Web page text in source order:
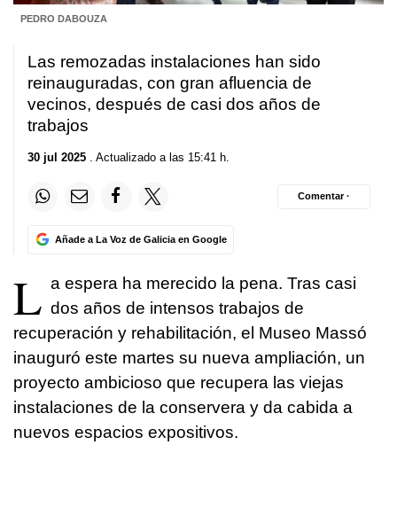
PEDRO DABOUZA
Las remozadas instalaciones han sido
reinauguradas, con gran afluencia de
vecinos, después de casi dos años de
trabajos
30 jul 2025 . Actualizado a las 15:41 h.
Añade a La Voz de Galicia en Google
Comentar ·
L a espera ha merecido la pena. Tras casi
dos años de intensos trabajos de
recuperación y rehabilitación, el Museo Massó
inauguró este martes su nueva ampliación, un
proyecto ambicioso que recupera las viejas
instalaciones de la conservera y da cabida a
nuevos espacios expositivos.